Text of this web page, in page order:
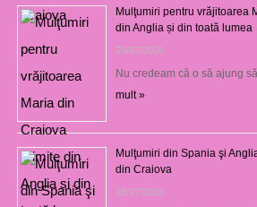
Mulţumiri pentru vrăjitoarea
din Anglia și din toată lumea
29/07/2026
Nu credeam că o să ajung
mult »
Mulţumiri din Spania şi
din Craiova
28/07/2026